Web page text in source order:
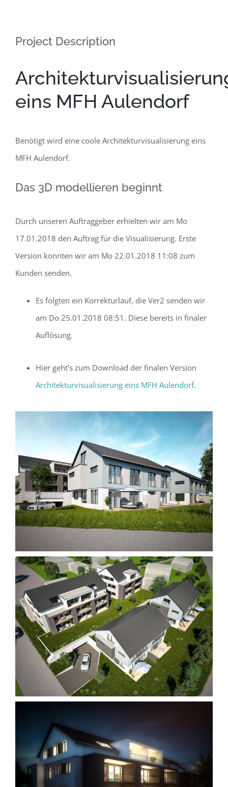
Project Description
eins MFH Aulendorf
Benötigt wird eine coole Architekturvisualisierung eins
MFH Aulendorf.
Das 3D modellieren beginnt
Durch unseren Auftraggeber erhielten wir am Mo
17.01.2018 den Auftrag für die Visualisierung. Erste
Version konnten wir am Mo 22.01.2018 11:08 zum
Kunden senden.
Es folgten ein Korrekturlauf, die Ver2 senden wir
am Do 25.01.2018 08:51. Diese bereits in finaler
Auflösung.
Hier geht’s zum Download der finalen Version
Architekturvisualisierung eins MFH Aulendorf.